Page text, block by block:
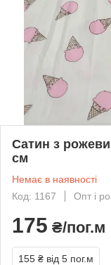
Сатин з
см
Немає в наявності
Код: 1167
Опт і
175 ₴/пог.м
155 ₴ від 5 пог.м